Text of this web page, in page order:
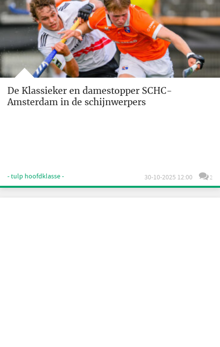
De Klassieker en damestopper SCHC-
Amsterdam in de schijnwerpers
- tulp hoofdklasse - 30-10-2025 12:00 2